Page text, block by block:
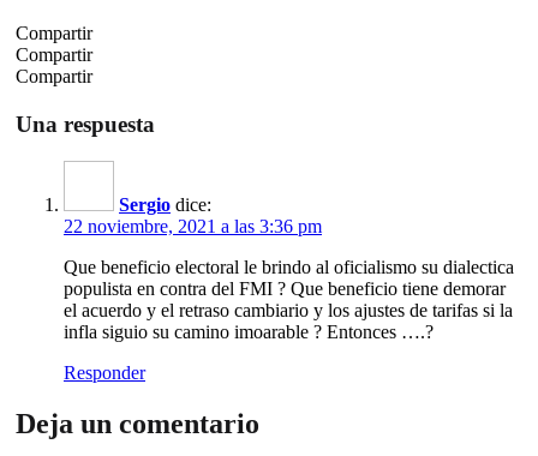
Compartir
Compartir
Compartir
Una respuesta
Sergio dice:
22 noviembre, 2021 a las 3:36 pm
Que beneficio electoral le brindo al oficialismo su dialectica
populista en contra del FMI ? Que beneficio tiene demorar
el acuerdo y el retraso cambiario y los ajustes de tarifas si la
infla siguio su camino imoarable ? Entonces ….?
Responder
Deja un comentario